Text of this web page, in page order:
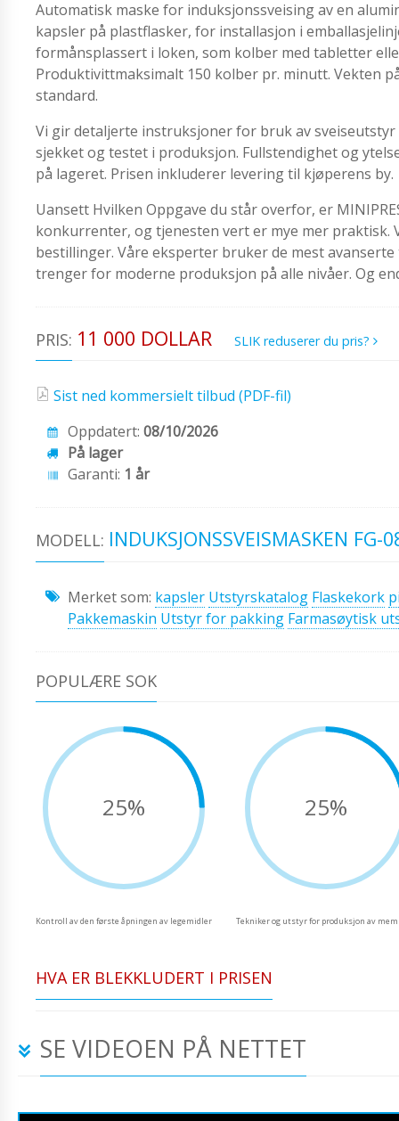
Automatisk maske for induksjonssveising av en
kapsler på plastflasker, for installasjon i
formånsplassert i loken, som kolber med tabletter
Produktivittmaksimalt 150 kolber pr. minutt. Vekten
standard.
Vi gir detaljerte instruksjoner for bruk av
sjekket og testet i produksjon. Fullstendighet og
på lageret. Prisen inkluderer levering til kjøperens by.
Uansett Hvilken Oppgave du står overfor, er
konkurrenter, og tjenesten vert er mye mer
bestillinger. Våre eksperter bruker de mest
trenger for moderne produksjon på alle nivåer. Og
PRIS: 11 000 DOLLAR SLIK reduserer du pris?
Sist ned kommersielt tilbud (PDF-fil)
Oppdatert: 08/10/2026
På lager
Garanti: 1 år
MODELL: INDUKSJONSSVEISMASKEN FG-
Merket som: kapsler Utstyrskatalog Flaskekork
Pakkemaskin Utstyr for pakking Farmasøytisk
POPULÆRE SOK
25%
Kontroll av den første åpningen av legemidler
25%
Tekniker og utstyr for produksjon av
HVA ER BLEKKLUDERT I PRISEN
SE VIDEOEN PÅ NETTET